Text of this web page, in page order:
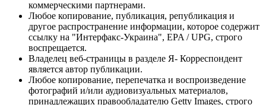
коммерческими партнерами.
Любое копирование, публикация, републикация и
другое распространение информации, которое содержит
ссылку на "Интерфакс-Украина", EPA / UPG, строго
воспрещается.
Владелец веб-страницы в разделе Я- Корреспондент
является автор публикации.
Любое копирование, перепечатка и воспроизведение
фотографий и/или аудиовизуальных материалов,
принадлежащих правообладателю Getty Images, строго